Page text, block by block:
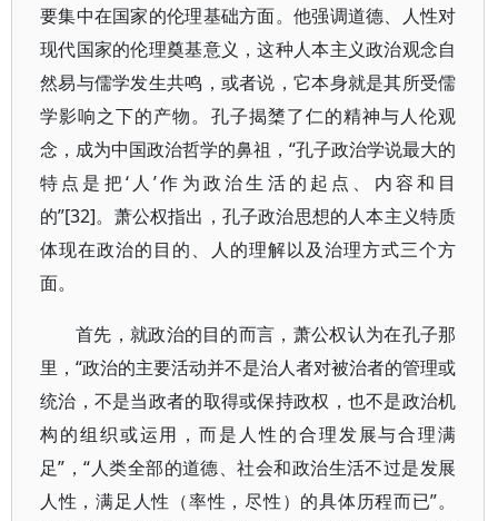
要集中在国家的伦理基础方面。他强调道德、人性对
现代国家的伦理奠基意义，这种人本主义政治观念自
然易与儒学发生共鸣，或者说，它本身就是其所受儒
学影响之下的产物。孔子揭橥了仁的精神与人伦观
念，成为中国政治哲学的鼻祖，“孔子政治学说最大的
特点是把‘人’作为政治生活的起点、内容和目
的”[32]。萧公权指出，孔子政治思想的人本主义特质
体现在政治的目的、人的理解以及治理方式三个方
面。
首先，就政治的目的而言，萧公权认为在孔子那
里，“政治的主要活动并不是治人者对被治者的管理或
统治，不是当政者的取得或保持政权，也不是政治机
构的组织或运用，而是人性的合理发展与合理满
足”，“人类全部的道德、社会和政治生活不过是发展
人性，满足人性（率性，尽性）的具体历程而已”。